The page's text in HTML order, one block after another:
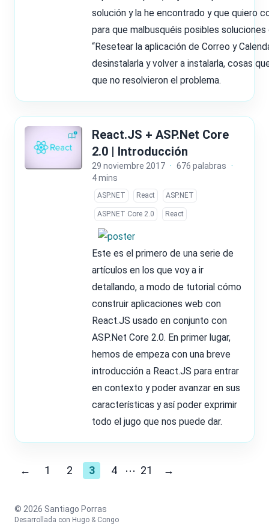
solución y la he encontrado y que quiero
para que malbusquéis posibles
“Resetear la aplicación de Correo y
desinstalarla y volver a instalarla, cosas
que no resolvieron el problema.
React.JS + ASP.Net Core
2.0 | Introducción
29 noviembre 2017 · 676 palabras ·
4 mins
ASP.NET React ASP.NET
ASP.NET Core 2.0 React
Este es el primero de una serie de
artículos en los que voy a ir
detallando, a modo de tutorial cómo
construir aplicaciones web con
React.JS usado en conjunto con
ASP.Net Core 2.0. En primer lugar,
hemos de empeza con una breve
introducción a React.JS para entrar
en contexto y poder avanzar en sus
características y así poder exprimir
todo el jugo que nos puede dar.
← 1 2 3 4 ⋯ 21 →
© 2026 Santiago Porras
Desarrollada con Hugo & Congo